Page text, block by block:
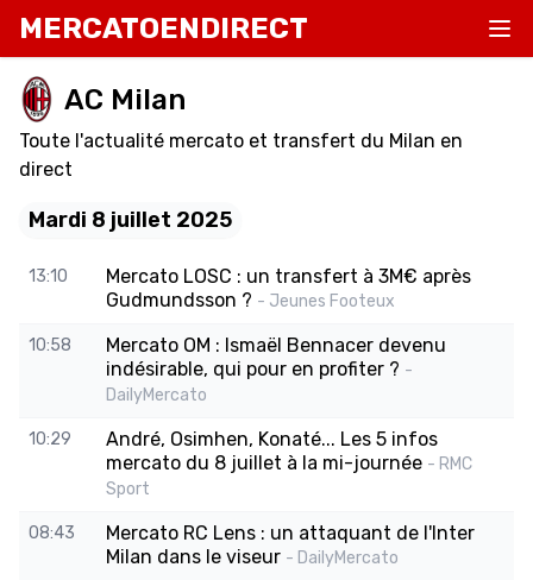
MERCATOENDIRECT
AC Milan
Toute l'actualité mercato et transfert du Milan en
direct
Mardi 8 juillet 2025
13:10
Mercato LOSC : un transfert à 3M€ après
Gudmundsson ? - Jeunes Footeux
10:58
Mercato OM : Ismaël Bennacer devenu
indésirable, qui pour en profiter ? -
DailyMercato
10:29
André, Osimhen, Konaté... Les 5 infos
mercato du 8 juillet à la mi-journée - RMC
Sport
08:43
Mercato RC Lens : un attaquant de l'Inter
Milan dans le viseur - DailyMercato